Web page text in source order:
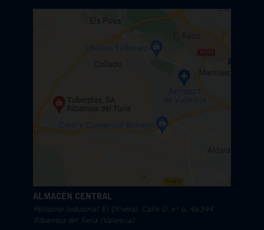
ALMACÉN CENTRAL
Polígono Industrial El Oliveral. Calle D. nº 6. 46394
Ribarroja del Turia (Valencia)